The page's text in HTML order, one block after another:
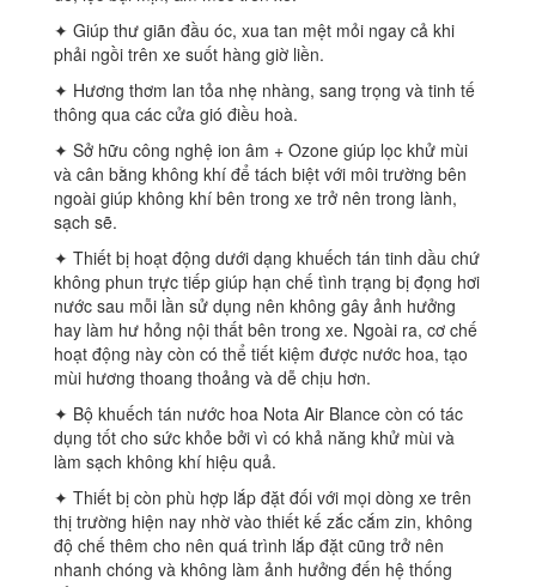
✦ Giúp thư giãn đầu óc, xua tan mệt mỏi ngay cả khi
phải ngồi trên xe suốt hàng giờ liền.
✦ Hương thơm lan tỏa nhẹ nhàng, sang trọng và tinh tế
thông qua các cửa gió điều hoà.
✦ Sở hữu công nghệ ion âm + Ozone giúp lọc khử mùi
và cân bằng không khí để tách biệt với môi trường bên
ngoài giúp không khí bên trong xe trở nên trong lành,
sạch sẽ.
✦ Thiết bị hoạt động dưới dạng khuếch tán tinh dầu chứ
không phun trực tiếp giúp hạn chế tình trạng bị đọng hơi
nước sau mỗi lần sử dụng nên không gây ảnh hưởng
hay làm hư hỏng nội thất bên trong xe. Ngoài ra, cơ chế
hoạt động này còn có thể tiết kiệm được nước hoa, tạo
mùi hương thoang thoảng và dễ chịu hơn.
✦ Bộ khuếch tán nước hoa Nota Air Blance còn có tác
dụng tốt cho sức khỏe bởi vì có khả năng khử mùi và
làm sạch không khí hiệu quả.
✦ Thiết bị còn phù hợp lắp đặt đối với mọi dòng xe trên
thị trường hiện nay nhờ vào thiết kế zắc cắm zin, không
độ chế thêm cho nên quá trình lắp đặt cũng trở nên
nhanh chóng và không làm ảnh hưởng đến hệ thống